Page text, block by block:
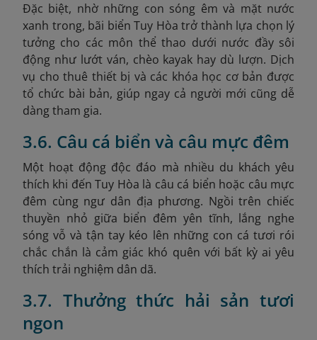
Đặc biệt, nhờ những con sóng êm và mặt nước
xanh trong, bãi biển Tuy Hòa trở thành lựa chọn lý
tưởng cho các môn thể thao dưới nước đầy sôi
động như lướt ván, chèo kayak hay dù lượn. Dịch
vụ cho thuê thiết bị và các khóa học cơ bản được
tổ chức bài bản, giúp ngay cả người mới cũng dễ
dàng tham gia.
3.6. Câu cá biển và câu mực đêm
Một hoạt động độc đáo mà nhiều du khách yêu
thích khi đến Tuy Hòa là câu cá biển hoặc câu mực
đêm cùng ngư dân địa phương. Ngồi trên chiếc
thuyền nhỏ giữa biển đêm yên tĩnh, lắng nghe
sóng vỗ và tận tay kéo lên những con cá tươi rói
chắc chắn là cảm giác khó quên với bất kỳ ai yêu
thích trải nghiệm dân dã.
3.7. Thưởng thức hải sản tươi
ngon